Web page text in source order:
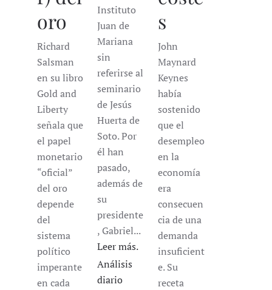
oro
Richard
Salsman
en su libro
Gold and
Liberty
señala que
el papel
monetario
“oficial”
del oro
depende
del
sistema
político
imperante
en cada
Instituto
Juan de
Mariana
sin
referirse al
seminario
de Jesús
Huerta de
Soto. Por
él han
pasado,
además de
su
presidente
, Gabriel...
Leer más.
Análisis
diario
s
John
Maynard
Keynes
había
sostenido
que el
desempleo
en la
economía
era
consecuen
cia de una
demanda
insuficient
e. Su
receta